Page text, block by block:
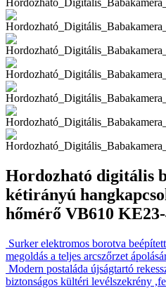
Hordozható digitális
kétirányú
hőmérő VB610
Surker elektromos borotva
megoldás a teljes arcszőrzet
Modern postaláda újságtartó
biztonságos kültéri levélszekrény